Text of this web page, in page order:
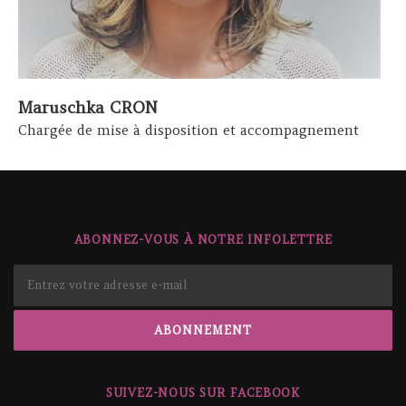
Maruschka CRON
Chargée de mise à disposition et accompagnement
ABONNEZ-VOUS À NOTRE INFOLETTRE
SUIVEZ-NOUS SUR FACEBOOK